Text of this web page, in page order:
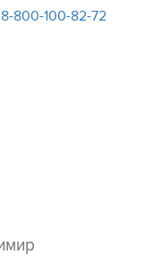
8-800-100-82-72